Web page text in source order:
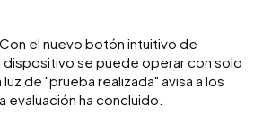
Con el nuevo botón intuitivo de
se puede operar con solo
de "prueba realizada" avisa a los
evaluación ha concluido.